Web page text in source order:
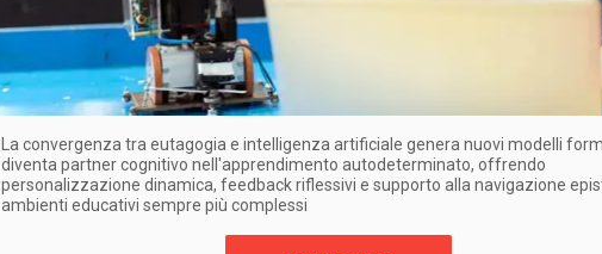
La convergenza tra eutagogia e intelligenza artificiale genera nuovi modelli
diventa partner cognitivo nell'apprendimento autodeterminato, offrendo
personalizzazione dinamica, feedback riflessivi e supporto alla navigazione
ambienti educativi sempre più complessi